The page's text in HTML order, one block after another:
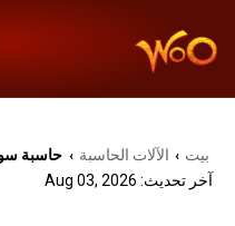
بيت › الآلات الحاسبة › حاسبة
آخر تحديث: Aug 03, 2026